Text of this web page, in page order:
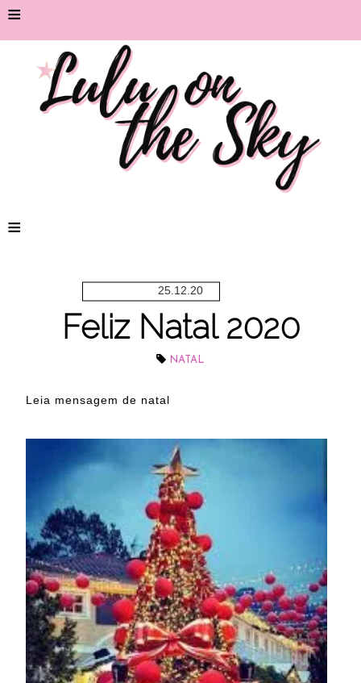
≡
≡
25.12.20
Feliz Natal 2020
NATAL
Leia mensagem de natal